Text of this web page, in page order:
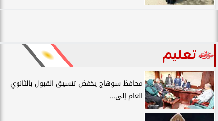
تعليم
محافظ سوهاج يخفض تنسيق القبول بالثانوي
العام إلى...